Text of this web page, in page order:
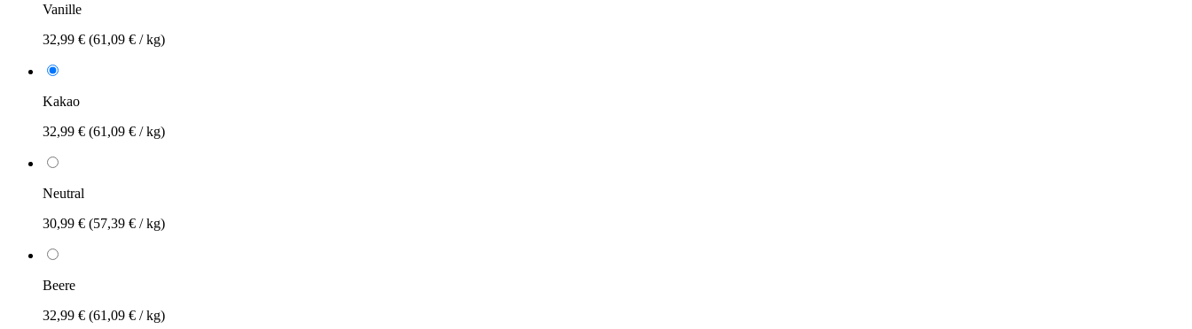
Vanille
32,99 € (61,09 € / kg)
Kakao
32,99 € (61,09 € / kg)
Neutral
30,99 € (57,39 € / kg)
Beere
32,99 € (61,09 € / kg)